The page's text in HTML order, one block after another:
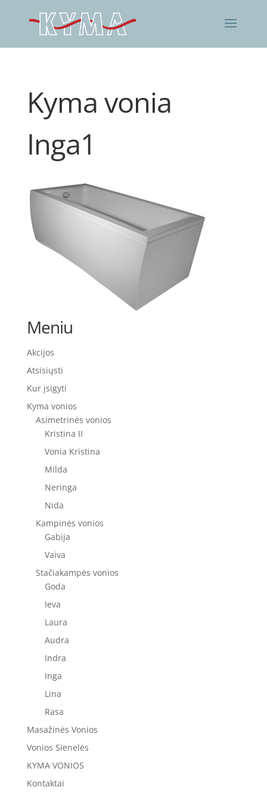
Kyma vonia
Inga1
Meniu
Akcijos
Atsisiųsti
Kur įsigyti
Kyma vonios
Asimetrinės vonios
Kristina II
Vonia Kristina
Milda
Neringa
Nida
Kampinės vonios
Gabija
Vaiva
Stačiakampės vonios
Goda
Ieva
Laura
Audra
Indra
Inga
Lina
Rasa
Masažinės Vonios
Vonios Sienelės
KYMA VONIOS
Kontaktai